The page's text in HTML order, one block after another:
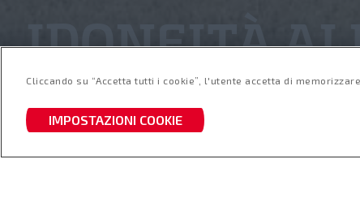
IDONEITÀ
IDONEITÀ ALLA CONNETTIVITÀ INCLUSA
Cliccando su “Accetta tutti i cookie”, l'utente accetta di
IMPOSTAZIONI COOKIE